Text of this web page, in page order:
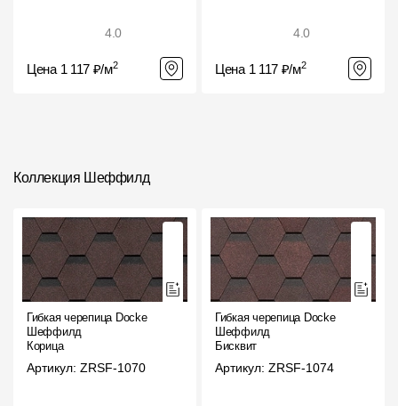
4.0
Цена 1 117 ₽/м2
4.0
Цена 1 117 ₽/м2
Коллекция Шеффилд
Гибкая черепица Docke
Шеффилд
Корица
Артикул: ZRSF-1070
Гибкая черепица Docke
Шеффилд
Бисквит
Артикул: ZRSF-1074